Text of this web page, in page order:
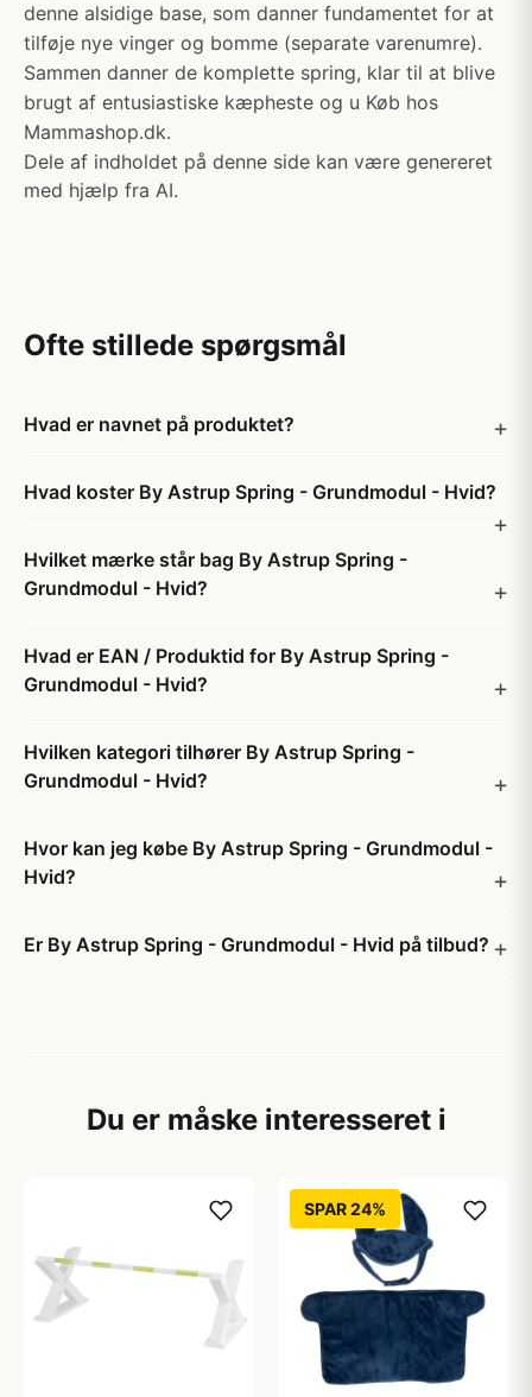
denne alsidige base, som danner fundamentet for at
tilføje nye vinger og bomme (separate varenumre).
Sammen danner de komplette spring, klar til at blive
brugt af entusiastiske kæpheste og u Køb hos
Mammashop.dk.
Dele af indholdet på denne side kan være genereret
med hjælp fra AI.
Ofte stillede spørgsmål
Hvad er navnet på produktet?
Hvad koster By Astrup Spring - Grundmodul - Hvid?
Hvilket mærke står bag By Astrup Spring -
Grundmodul - Hvid?
Hvad er EAN / Produktid for By Astrup Spring -
Grundmodul - Hvid?
Hvilken kategori tilhører By Astrup Spring -
Grundmodul - Hvid?
Hvor kan jeg købe By Astrup Spring - Grundmodul -
Hvid?
Er By Astrup Spring - Grundmodul - Hvid på tilbud?
Du er måske interesseret i
SPAR 24%